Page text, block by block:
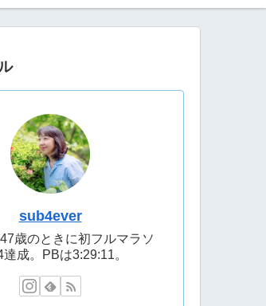
sub4ever
歳のときに初フルマラソ
成。PBは3:29:11。